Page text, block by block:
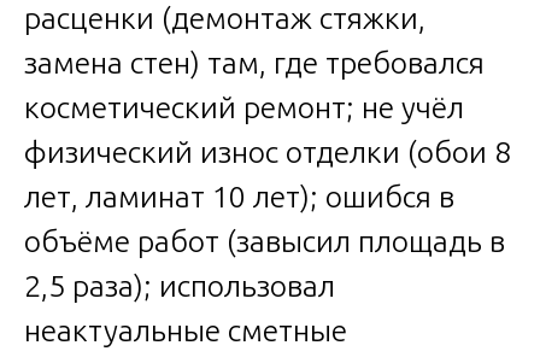
расценки (демонтаж стяжки,
замена стен) там, где требовался
косметический ремонт; не учёл
физический износ отделки (обои 8
лет, ламинат 10 лет); ошибся в
объёме работ (завысил площадь в
2,5 раза); использовал
неактуальные сметные